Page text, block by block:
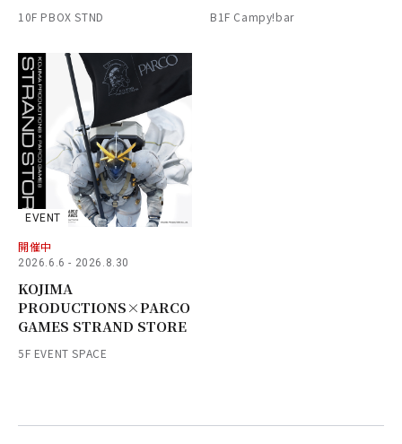
10F PBOX STND B1F Campy!bar
EVENT
開催中
2026.6.6 - 2026.8.30
KOJIMA
PRODUCTIONS×PARCO
GAMES STRAND STORE
5F EVENT SPACE